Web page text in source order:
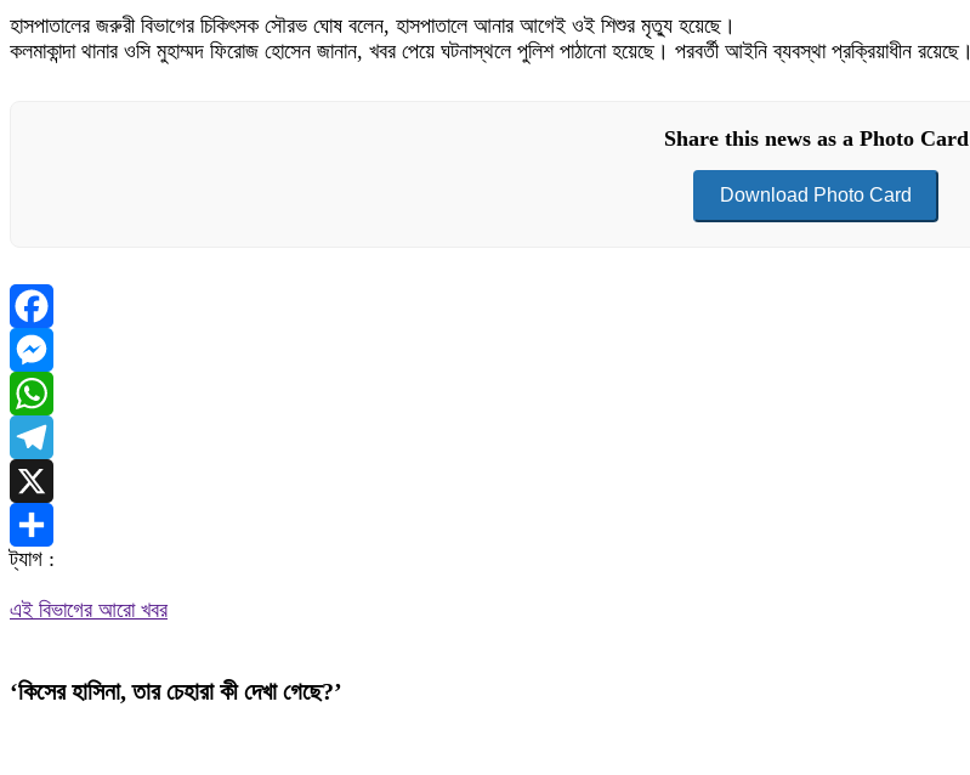
হাসপাতালের জরুরী বিভাগের চিকিৎসক সৌরভ ঘোষ বলেন, হাসপাতালে আনার আগেই ওই শিশুর মৃত্যু হয়েছে।
কলমাকান্দা থানার ওসি মুহাম্মদ ফিরোজ হোসেন জানান, খবর পেয়ে ঘটনাস্থলে পুলিশ পাঠানো হয়েছে। পরবর্তী আইনি ব্যবস্থা প্রক্রিয়াধীন রয়েছে।
Share this news as a Photo Card
Download Photo Card
Facebook
Messenger
WhatsApp
Telegram
X
Share
ট্যাগ :
এই বিভাগের আরো খবর
‘কিসের হাসিনা, তার চেহারা কী দেখা গেছে?’